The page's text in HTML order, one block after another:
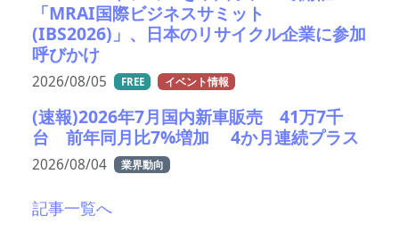
「MRAI国際ビジネスサミット
(IBS2026)」、日本のリサイクル企業に参加
呼びかけ
2026/08/05 FREE イベント情報
(速報)2026年7月国内新車販売 41万7千
台 前年同月比7%増加 4か月連続プラス
2026/08/04 業界動向
記事一覧へ